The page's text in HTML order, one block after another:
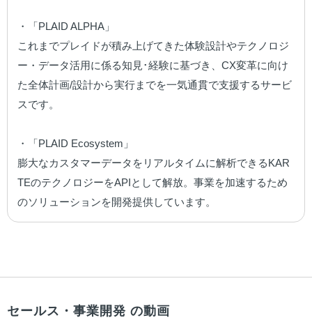
・「PLAID ALPHA」
これまでプレイドが積み上げてきた体験設計やテクノロジ
ー・データ活用に係る知見･経験に基づき、CX変革に向け
た全体計画/設計から実行までを一気通貫で支援するサービ
スです。
・「PLAID Ecosystem」
膨大なカスタマーデータをリアルタイムに解析できるKAR
TEのテクノロジーをAPIとして解放。事業を加速するため
のソリューションを開発提供しています。
セールス・事業開発 の動画